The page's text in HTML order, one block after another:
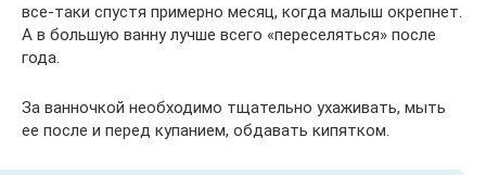
все-таки спустя примерно месяц, когда малыш окрепнет.
А в большую ванну лучше всего «переселяться» после
года.
За ванночкой необходимо тщательно ухаживать, мыть
ее после и перед купанием, обдавать кипятком.